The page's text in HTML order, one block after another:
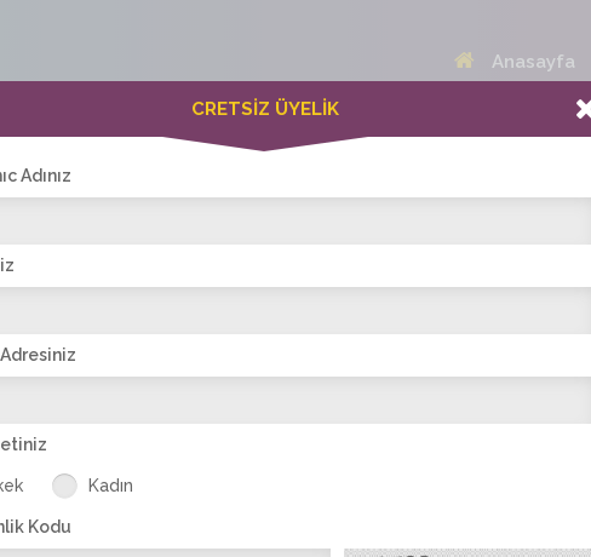
Anasayfa
Online Erkekler(390)
gamze76
CRETSİZ ÜYELİK
Adınız
Kadın
Kodu